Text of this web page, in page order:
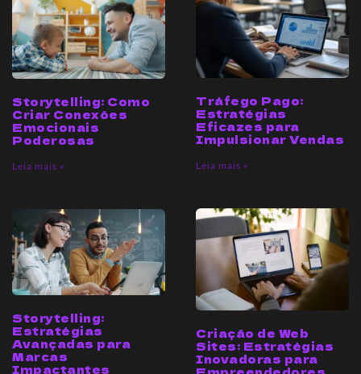
Storytelling: Como
Criar Conexões
Emocionais
Poderosas
Leia mais »
Tráfego Pago:
Estratégias
Eficazes para
Impulsionar Vendas
Leia mais »
Storytelling:
Estratégias
Avançadas para
Marcas
Impactantes
Criação de Web
Sites: Estratégias
Inovadoras para